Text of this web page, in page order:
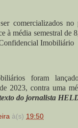
comercializados no
à média semestral de
Imobiliário
foram
2023, contra uma
do jornalista
à(s) 19:50